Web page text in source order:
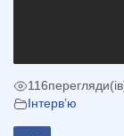
116
Інтерв’ю